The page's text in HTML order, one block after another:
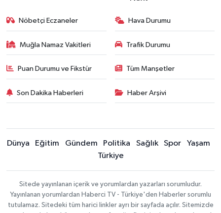
Nöbetçi Eczaneler Hava Durumu
Muğla Namaz Vakitleri Trafik Durumu
Puan Durumu ve Fikstür Tüm Manşetler
Son Dakika Haberleri Haber Arşivi
Dünya Eğitim Gündem Politika Sağlık Spor
Yaşam
Türkiye
Sitede yayınlanan içerik ve yorumlardan yazarları sorumludur.
Yayınlanan yorumlardan Haberci TV - Türkiye'den Haberler sorumlu
tutulamaz. Sitedeki tüm harici linkler ayrı bir sayfada açılır. Sitemizde